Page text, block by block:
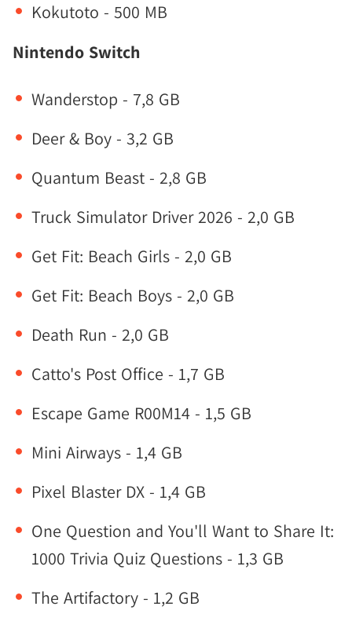
Kokutoto - 500 MB
Nintendo Switch
Wanderstop - 7,8 GB
Deer & Boy - 3,2 GB
Quantum Beast - 2,8 GB
Truck Simulator Driver 2026 - 2,0 GB
Get Fit: Beach Girls - 2,0 GB
Get Fit: Beach Boys - 2,0 GB
Death Run - 2,0 GB
Catto's Post Office - 1,7 GB
Escape Game R00M14 - 1,5 GB
Mini Airways - 1,4 GB
Pixel Blaster DX - 1,4 GB
One Question and You'll Want to Share It:
1000 Trivia Quiz Questions - 1,3 GB
The Artifactory - 1,2 GB